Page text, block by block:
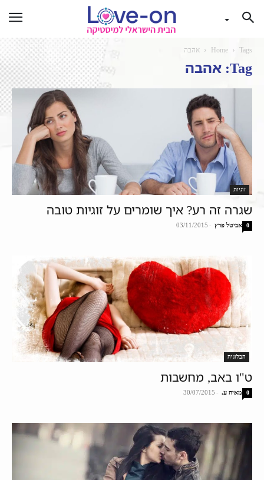
Home Tags אהבה
Tag: אהבה
זוגיות
שגרה זה רע? איך שומרים על זוגיות טובה
אביטל פרץ -
03/11/2015 0
הבלוגיה
ט"ו באב, מחשבות
מאיה ע. -
30/07/2015 0